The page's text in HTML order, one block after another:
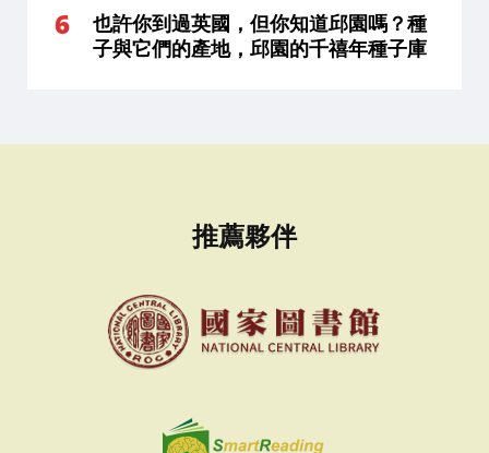
也許你到過英國，但你知道邱園嗎？種
子與它們的產地，邱園的千禧年種子庫
推薦夥伴